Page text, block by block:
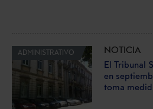
ADMINISTRATIVO
NOTICIA
El Tribunal
en
toma